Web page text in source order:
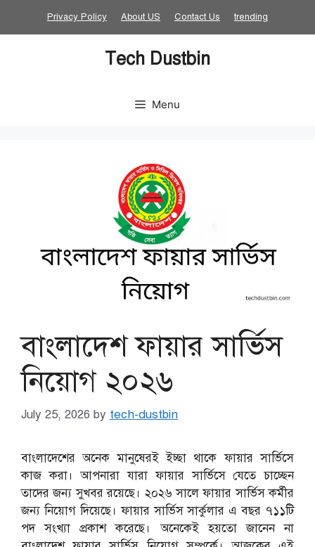
Privacy Policy About US Contact Us trending
Tech Dustbin
Menu
বাংলাদেশ ফায়ার সার্ভিস
নিয়োগ ২০২৬
July 25, 2026 by tech-dustbin
বাংলাদেশের অনেক মানুষেরই ইচ্ছা থাকে ফায়ার সার্ভিসে
কাজ করা। আপনারা যারা ফায়ার সার্ভিসে যেতে চাচ্ছেন
তাদের জন্য সুখবর রয়েছে। ২০২৬ সালে ফায়ার সার্ভিস কর্মীর
জন্য নিয়োগ দিয়েছে। ফায়ার সার্ভিস সার্কুলার এ বছর ৭১১টি
পদ সংখ্যা প্রকাশ করেছে। অনেকেই হয়তো জানেন না